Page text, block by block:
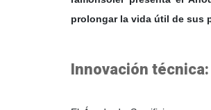
prolongar la vida útil de sus
Innovación técnica: